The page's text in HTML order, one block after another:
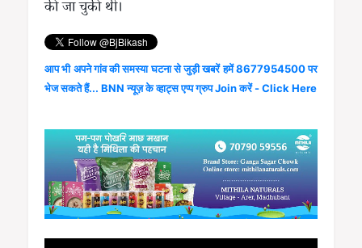
की जा चुकी थी।
आप भी अपने गांव की समस्या घटना से जुड़ी खबरें हमें 8677954500 पर
भेज सकते हैं... BNN न्यूज़ के व्हाट्स एप्प ग्रुप Join करें - Click Here